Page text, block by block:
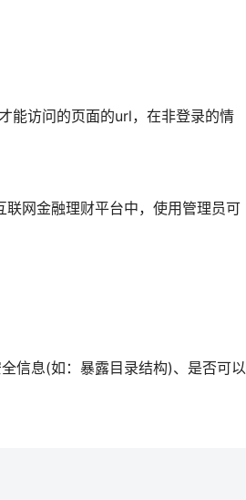
能访问的页面的url，在非登录的情
网金融理财平台中，使用管理员可
信息(如：暴露目录结构)、是否可以